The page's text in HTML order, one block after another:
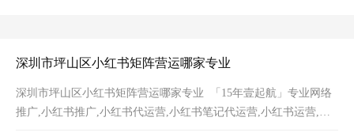
深圳市坪山区小红书矩阵营运哪家专业
深圳市坪山区小红书矩阵营运哪家专业 「15年壹起航」专业网络
推广,小红书推广,小红书代运营,小红书笔记代运营,小红书运营,小